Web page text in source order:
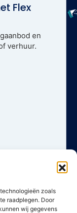
zoals
raadplegen. Door
wij gegevens
Flex
en
verhuur.